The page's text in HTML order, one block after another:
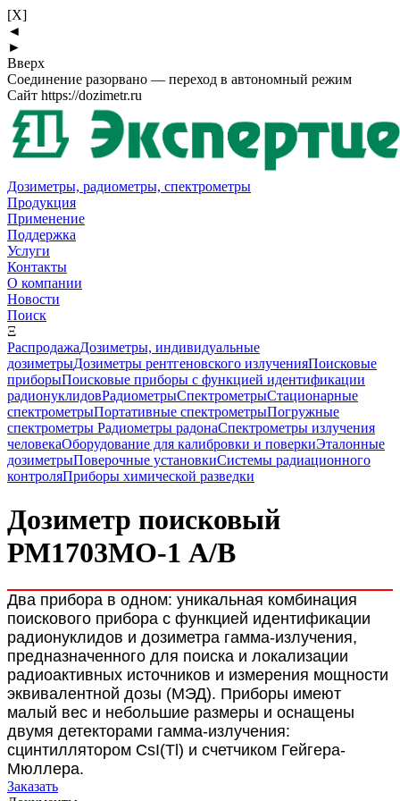
[X]
◄
►
Вверх
Соединение разорвано — переход в автономный режим
Сайт https://dozimetr.ru
Дозиметры, радиометры, спектрометры
Продукция
Применение
Поддержка
Услуги
Контакты
О компании
Новости
Поиск
Ξ
РаспродажаДозиметры, индивидуальные
дозиметрыДозиметры рентгеновского излученияПоисковые
приборыПоисковые приборы с функцией идентификации
радионуклидовРадиометрыСпектрометрыСтационарные
спектрометрыПортативные спектрометрыПогружные
спектрометры Радиометры радонаСпектрометры излучения
человекаОборудование для калибровки и поверкиЭталонные
дозиметрыПоверочные установкиСистемы радиационного
контроляПриборы химической разведки
Дозиметр поисковый
РМ1703МО-1 А/В
Два прибора в одном: уникальная комбинация
поискового прибора с функцией идентификации
радионуклидов и дозиметра гамма-излучения,
предназначенного для поиска и локализации
радиоактивных источников и измерения мощности
эквивалентной дозы (МЭД). Приборы имеют
малый вес и небольшие размеры и оснащены
двумя детекторами гамма-излучения:
сцинтиллятором CsI(Tl) и счетчиком Гейгера-
Мюллера.
Заказать